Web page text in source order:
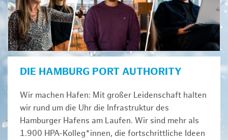
DIE HAMBURG PORT AUTHORITY
Wir machen Hafen: Mit großer Leidenschaft halten
wir rund um die Uhr die Infrastruktur des
Hamburger Hafens am Laufen. Wir sind mehr als
1.900 HPA-Kolleg*innen, die fortschrittliche Ideen